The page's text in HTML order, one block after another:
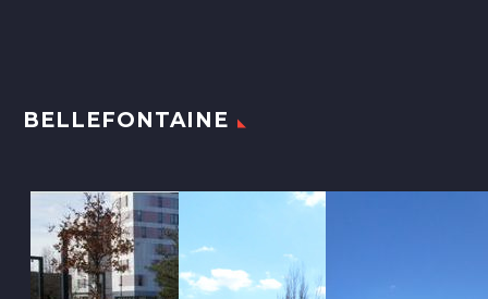
BELLEFONTAINE